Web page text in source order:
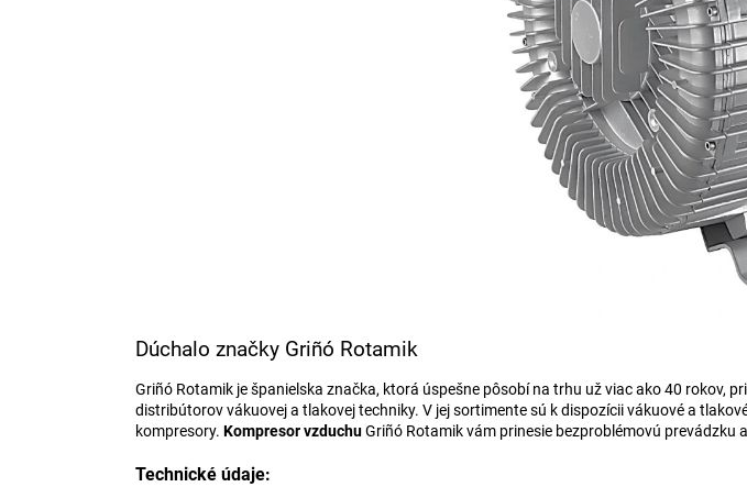
Dúchalo značky Griñó Rotamik
Griñó Rotamik je španielska značka, ktorá úspešne pôsobí na trhu už viac ako 40 rokov,
distribútorov vákuovej a tlakovej techniky. V jej sortimente sú k dispozícii vákuové a
kompresory. Kompresor vzduchuGriñó Rotamik vám prinesie bezproblémovú prevádzku
Technické údaje: